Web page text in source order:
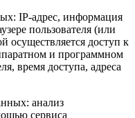
IP-адрес, информация
пользователя (или
осуществляется доступ к
и программном
время доступа, адреса
анализ
сервиса